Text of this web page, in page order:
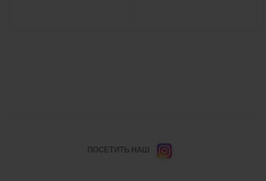
ПОСЕТИТЬ НАШ